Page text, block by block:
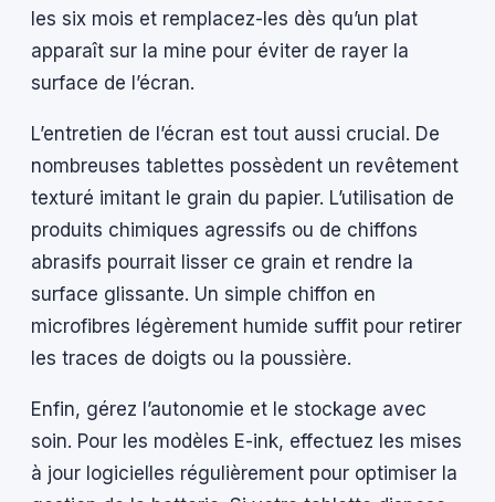
les six mois et remplacez-les dès qu’un plat
apparaît sur la mine pour éviter de rayer la
surface de l’écran.
L’entretien de l’écran est tout aussi crucial. De
nombreuses tablettes possèdent un revêtement
texturé imitant le grain du papier. L’utilisation de
produits chimiques agressifs ou de chiffons
abrasifs pourrait lisser ce grain et rendre la
surface glissante. Un simple chiffon en
microfibres légèrement humide suffit pour retirer
les traces de doigts ou la poussière.
Enfin, gérez l’autonomie et le stockage avec
soin. Pour les modèles E-ink, effectuez les mises
à jour logicielles régulièrement pour optimiser la